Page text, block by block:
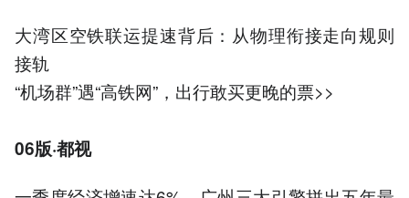
大湾区空铁联运提速背后：从物理衔接走向规则
接轨
“机场群”遇“高铁网”，出行敢买更晚的票>>
06版·都视